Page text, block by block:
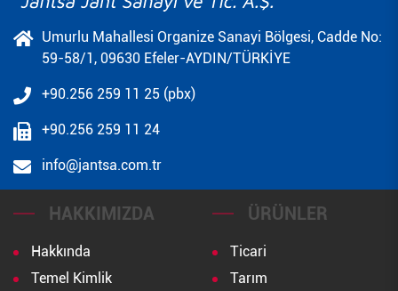
Umurlu Mahallesi Organize Sanayi Bölgesi, Cadde No:
59-58/1, 09630 Efeler-AYDIN/TÜRKİYE
+90.256 259 11 25 (pbx)
+90.256 259 11 24
info@jantsa.com.tr
HAKKIMIZDA
Hakkında
Temel Kimlik
ÜRÜNLER
Ticari
Tarım